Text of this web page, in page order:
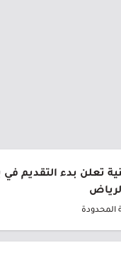
تعلن بدء التقديم في
المحدودة